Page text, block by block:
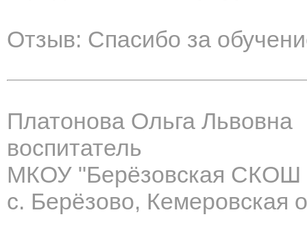
Отзыв: Спасибо за
Платонова Ольга Львовна
воспитатель
МКОУ "Берёзовская
с. Берёзово, Кемеровская